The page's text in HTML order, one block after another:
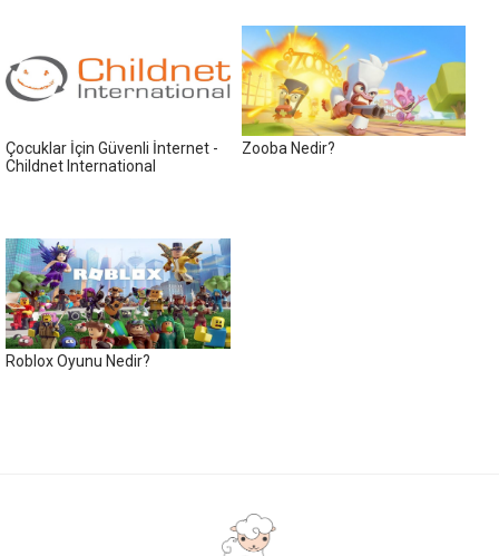
Çocuklar İçin Güvenli İnternet -
Childnet International
Zooba Nedir?
Roblox Oyunu Nedir?